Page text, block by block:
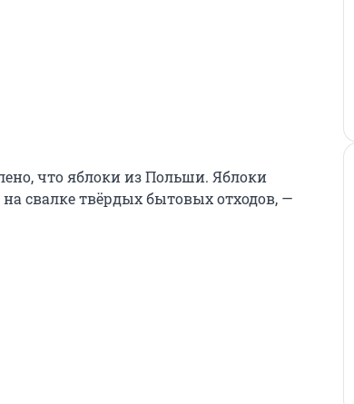
что яблоки из Польши. Яблоки
свалке твёрдых бытовых отходов, —